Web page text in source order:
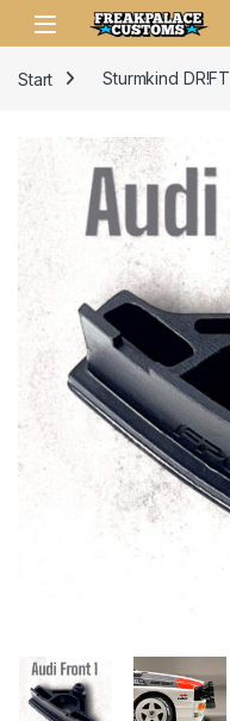
Start Sturmkind DR!FT